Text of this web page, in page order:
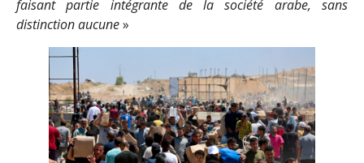
faisant partie intégrante de la société arabe, sans
distinction aucune»